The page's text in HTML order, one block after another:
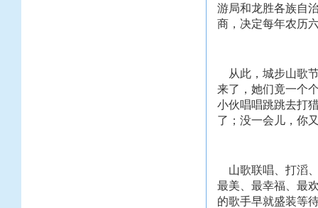
游局和龙胜各族自
商，决定每年农历
从此，城步山歌
来了，她们竟一个
小伙唱唱跳跳去打
了；没一会儿，你
山歌联唱、打滔
最美、最幸福、最
的歌手早就盛装等